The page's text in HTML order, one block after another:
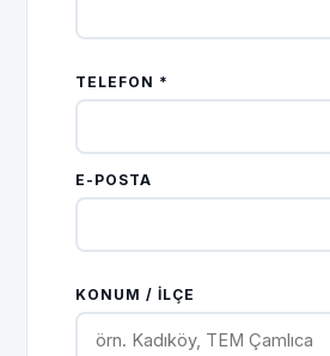
TELEFON *
E-POSTA
KONUM / İLÇE